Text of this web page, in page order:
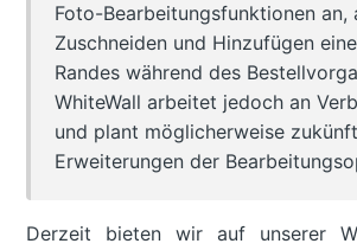
Foto-Bearbeitungsfunktionen an,
Zuschneiden und Hinzufügen
Randes während des
WhiteWall arbeitet jedoch an
und plant möglicherweise
Erweiterungen der
Derzeit bieten wir auf unserer